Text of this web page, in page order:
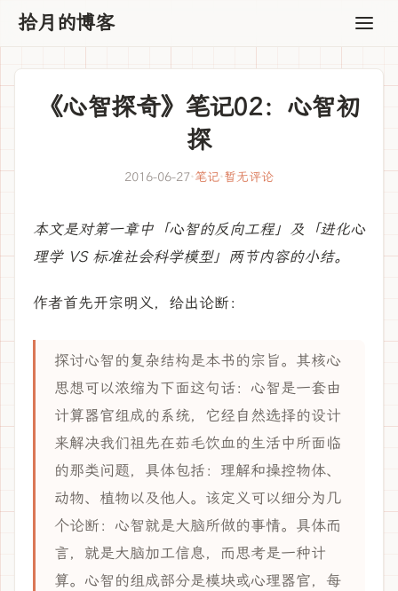
拾月的博客
《心智探奇》笔记02：心智初
探
2016-06-27·笔记·暂无评论
本文是对第一章中「心智的反向工程」及「进化心
理学 VS 标准社会科学模型」两节内容的小结。
作者首先开宗明义，给出论断：
探讨心智的复杂结构是本书的宗旨。其核心
思想可以浓缩为下面这句话：心智是一套由
计算器官组成的系统，它经自然选择的设计
来解决我们祖先在茹毛饮血的生活中所面临
的那类问题，具体包括：理解和操控物体、
动物、植物以及他人。该定义可以细分为几
个论断：心智就是大脑所做的事情。具体而
言，就是大脑加工信息，而思考是一种计
算。心智的组成部分是模块或心理器官，每